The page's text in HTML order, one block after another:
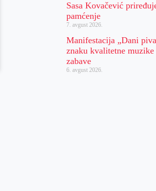
Sasa Kovačević
pamćenje
7. avgust 2026.
Manifestacija „Dani
znaku kvalitetne
zabave
6. avgust 2026.